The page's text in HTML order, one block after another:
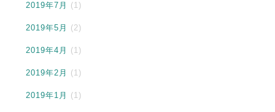
2019年7月 (1)
2019年5月 (2)
2019年4月 (1)
2019年2月 (1)
2019年1月 (1)